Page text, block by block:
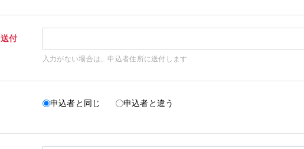
付
入力がない場合は、申込者住所に送付します
申込者と同じ 申込者と違う